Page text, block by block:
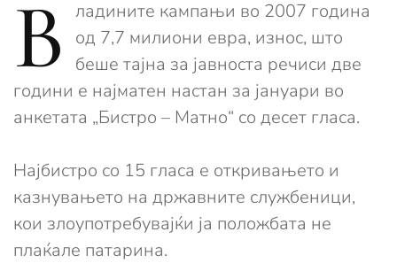
В
ладините кампањи во 2007 година
од 7,7 милиони евра, износ, што
беше тајна за јавноста речиси две
години е најматен настан за јануари во
анкетата „Бистро – Матно“ со десет гласа.
Најбистро со 15 гласа е откривањето и
казнувањето на државните службеници,
кои злоупотребувајќи ја положбата не
плаќале патарина.